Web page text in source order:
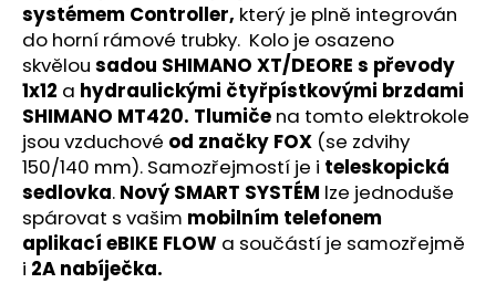
systémem Controller, který je plně integrován
do horní rámové trubky. Kolo je osazeno
skvělou sadou SHIMANO XT/DEORE s převody
1x12 a hydraulickými čtyřpístkovými brzdami
SHIMANO MT420. Tlumiče na tomto elektrokole
jsou vzduchové od značky FOX (se zdvihy
150/140 mm). Samozřejmostí je i teleskopická
sedlovka. Nový SMART SYSTÉM lze jednoduše
spárovat s vašim mobilním telefonem
aplikací eBIKE FLOW a součástí je samozřejmě
i 2A nabíječka.
r
u
č
u
j
e
m
e